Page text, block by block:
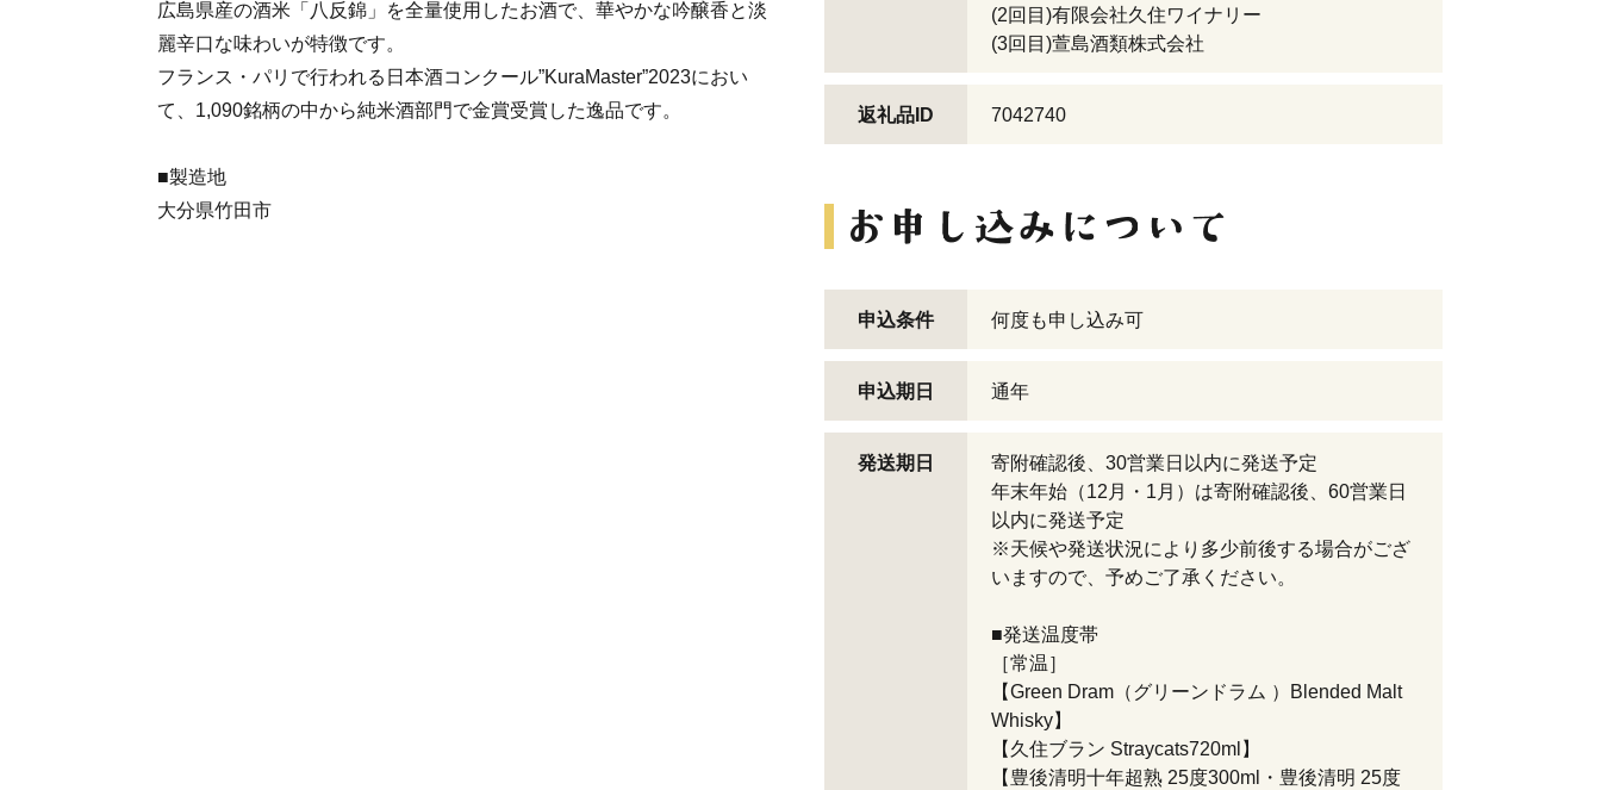
広島県産の酒米「八反錦」を全量使用したお酒で、華やかな吟醸香と淡
麗辛口な味わいが特徴です。
フランス・パリで行われる日本酒コンクール”KuraMaster”2023におい
て、1,090銘柄の中から純米酒部門で金賞受賞した逸品です。
■製造地
大分県竹田市
(2回目)有限会社久住ワイナリー
(3回目)萱島酒類株式会社
返礼品ID 7042740
申込条件 何度も申し込み可
申込期日 通年
発送期日
寄附確認後、30営業日以内に発送予定
年末年始（12月・1月）は寄附確認後、60営業日
以内に発送予定
※天候や発送状況により多少前後する場合がござ
いますので、予めご了承ください。
■発送温度帯
［常温］
【Green Dram（グリーンドラム ）Blended Malt
Whisky】
【久住ブラン Straycats720ml】
【豊後清明十年超熟 25度300ml・豊後清明 25度